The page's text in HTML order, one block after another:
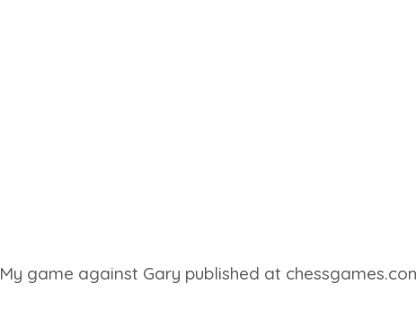
My game against Gary published at